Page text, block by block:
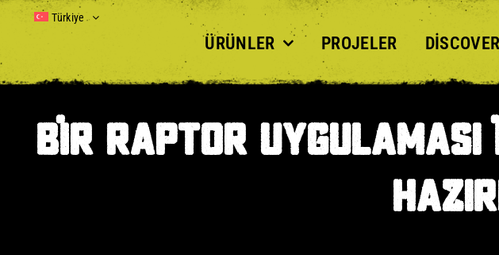
Skip
content
Türkiye
ÜRÜNLER PROJELER DISCOVER
BIR RAPTOR